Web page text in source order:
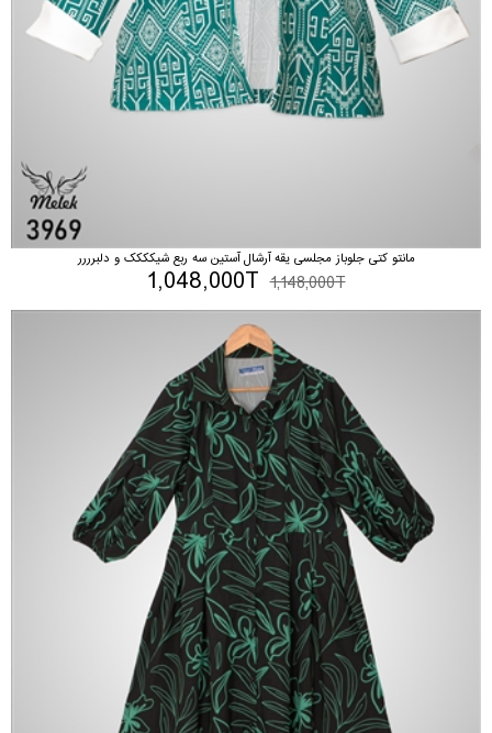
مانتو کتی جلوباز مجلسی یقه آرشال آستین سه ربع شیکککک و دلبرررر
1,148,000T
1,048,000T